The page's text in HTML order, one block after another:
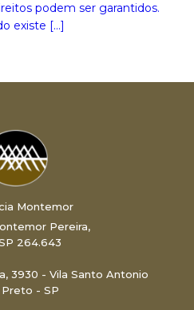
podem ser garantidos.
existe […]
Montemor
Pereira,
264.643
3930 - Vila Santo Antonio
- SP